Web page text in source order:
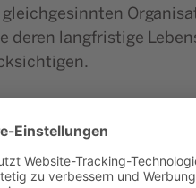
deren langfristige
im Detail
der